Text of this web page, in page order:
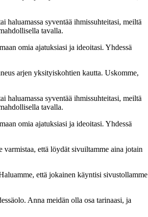
syventää ihmissuhteitasi, meiltä
tavalla.
omia ajatuksiasi ja ideoitasi. Yhdessä
arjen yksityiskohtien kautta. Uskomme,
syventää ihmissuhteitasi, meiltä
tavalla.
omia ajatuksiasi ja ideoitasi. Yhdessä
että löydät sivuiltamme aina jotain
että jokainen käyntisi sivustollamme
Anna meidän olla osa tarinaasi, ja